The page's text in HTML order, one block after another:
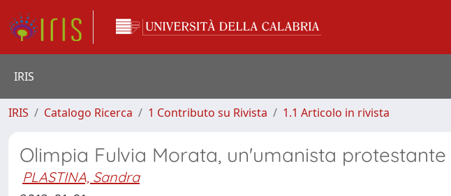
IRIS
IRIS Catalogo Ricerca 1 Contributo su Rivista 1.1 Articolo in rivista
Olimpia Fulvia Morata, un'umanista protestante
PLASTINA, Sandra